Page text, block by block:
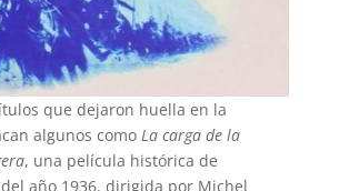
que dejaron huella en la
algunos como La carga de la
, una película histórica de
año 1936, dirigida por Michel